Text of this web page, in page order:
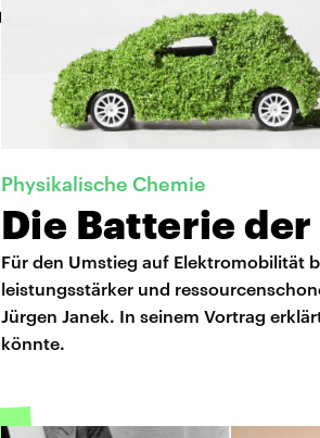
Physikalische Chemie
Die Batterie
Für den Umstieg auf Elektromobilität
leistungsstärker und
Jürgen Janek. In seinem Vortrag
könnte.